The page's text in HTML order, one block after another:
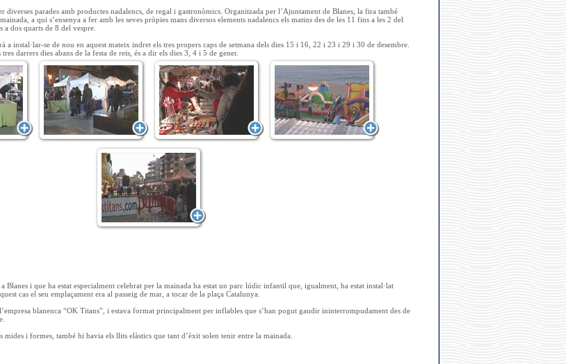
diverses parades amb productes nadalencs, de regal i gastronòmics. Organitzada per l’Ajuntament de Blanes, la fira també
a qui s’ensenya a fer amb les seves pròpies mans diversos elements nadalencs els matins des de les 11 fins a les 2 del
a dos quarts de 8 del vespre.
a instal·lar-se de nou en aquest mateix indret els tres propers caps de setmana dels dies 15 i 16, 22 i 23 i 29 i 30 de desembre.
darrers dies abans de la festa de reis, és a dir els dies 3, 4 i 5 de gener.
Blanes i que ha estat especialment celebrat per la mainada ha estat un parc lúdic infantil que, igualment, ha estat instal·lat
cas el seu emplaçament era al passeig de mar, a tocar de la plaça Catalunya.
blanenca “OK Titans”, i estava format principalment per inflables que s’han pogut gaudir ininterrompudament des de
mides i formes, també hi havia els llits elàstics que tant d’èxit solen tenir entre la mainada.